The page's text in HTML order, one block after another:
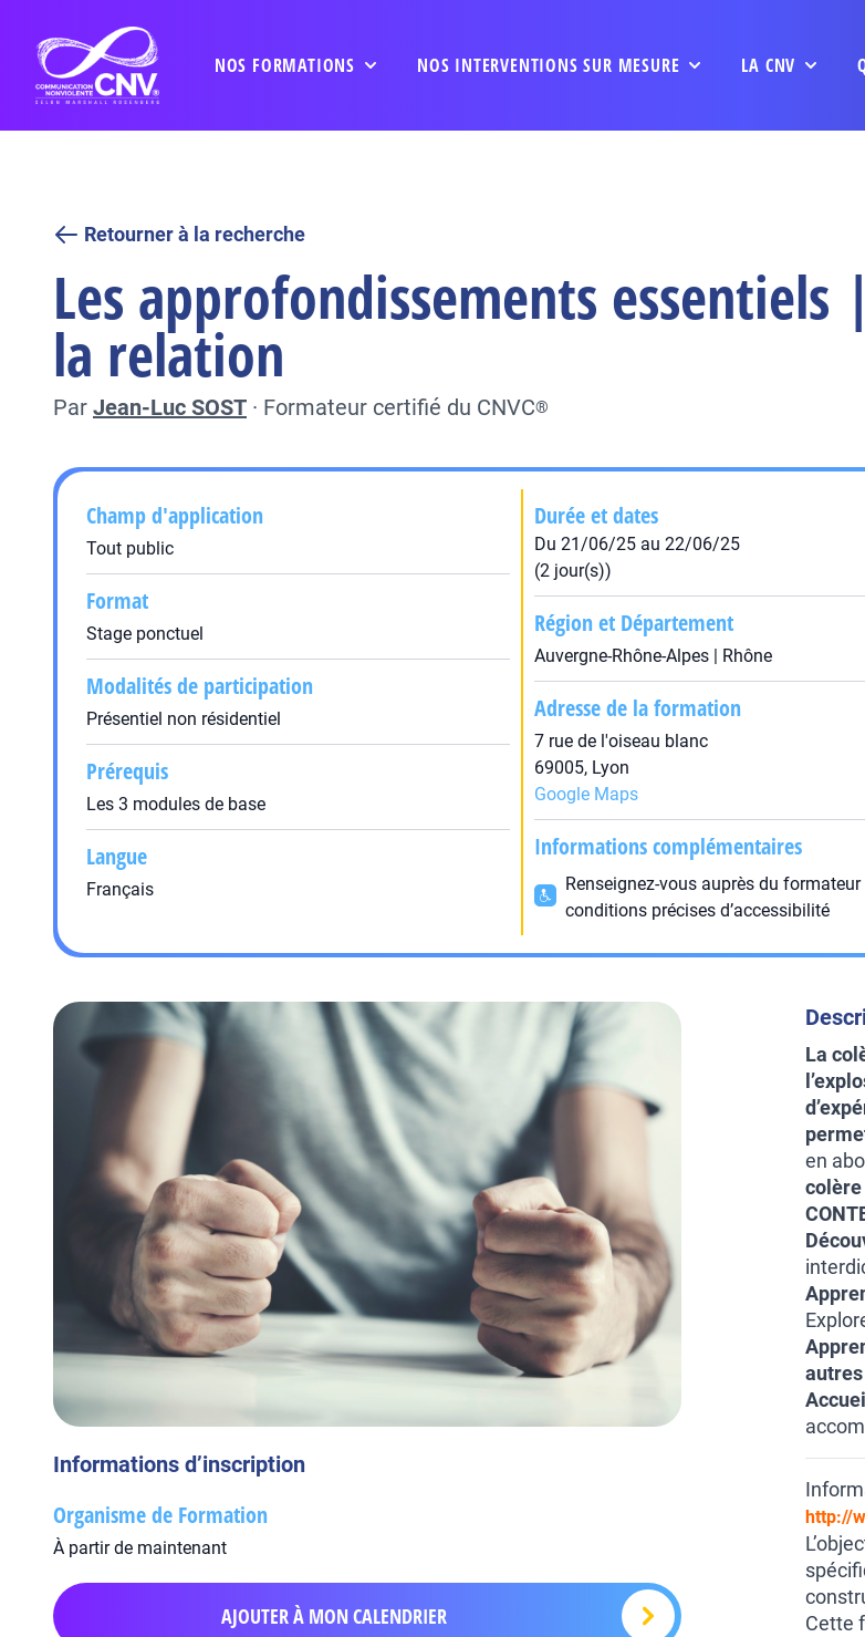
NOS FORMATIONS NOS INTERVENTIONS SUR MESURE LA CNV
Retourner à la recherche
Les approfondissements
la relation
Par Jean-Luc SOST · Formateur certifié du CNVC®
Champ d'application
Tout public
Format
Stage ponctuel
Modalités de participation
Présentiel non résidentiel
Prérequis
Les 3 modules de base
Langue
Français
Durée et dates
Du 21/06/25 au 22/06/25
(2 jour(s))
Région et Département
Auvergne-Rhône-Alpes | Rhône
Adresse de la formation
7 rue de l'oiseau blanc
69005, Lyon
Google Maps
Informations complémentaires
Renseignez-vous auprès du formateur
conditions précises d’accessibilité
Informations d’inscription
Organisme de Formation
À partir de maintenant
AJOUTER À MON CALENDRIER
La
en
colère
http://
Cette